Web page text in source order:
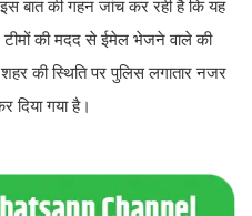
बात की गहन जांच कर रही है कि यह
की मदद से ईमेल भेजने वाले की
की स्थिति पर पुलिस लगातार नजर
दिया गया है।